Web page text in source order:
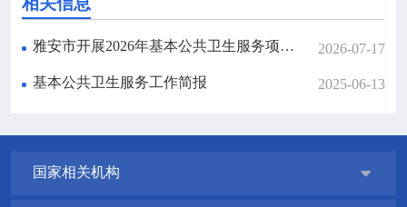
雅安市开展2026年基本公共卫生服务项目与家庭医生签约服务现场指导 2026-07-17
基本公共卫生服务工作简报 2025-06-13
国家相关机构 